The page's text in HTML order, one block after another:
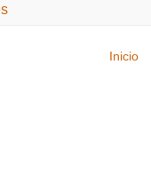
Inicio